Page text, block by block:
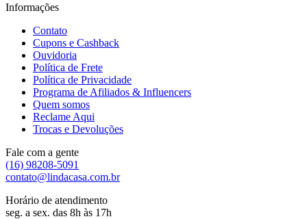
Informações
Contato
Cupons e Cashback
Ouvidoria
Política de Frete
Política de Privacidade
Programa de Afiliados & Influencers
Quem somos
Reclame Aqui
Trocas e Devoluções
Fale com a gente
(16) 98208-5091
contato@lindacasa.com.br
Horário de atendimento
seg. a sex. das 8h às 17h